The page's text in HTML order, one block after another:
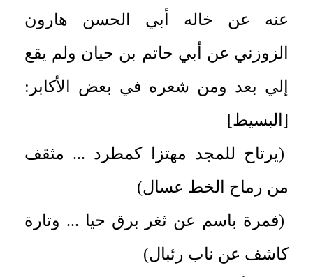
عنه عن خاله أبي الحسن هارون
الزوزني عن أبي حاتم بن حيان ولم يقع
إلي بعد ومن شعره في بعض الأكابر:
[البسيط]
(يرتاح للمجد مهتزا كمطرد ... مثقف
من رماح الخط عسال)
(فمرة باسم عن ثغر برق حيا ... وتارة
كاشف عن ناب رئبال)